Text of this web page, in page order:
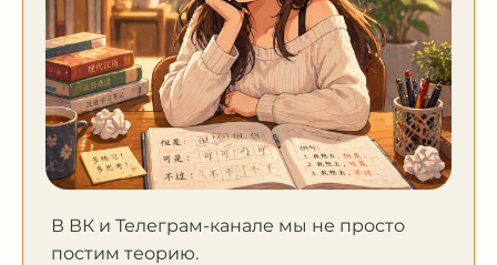
В ВК и Телеграм-канале мы не просто
постим теорию.